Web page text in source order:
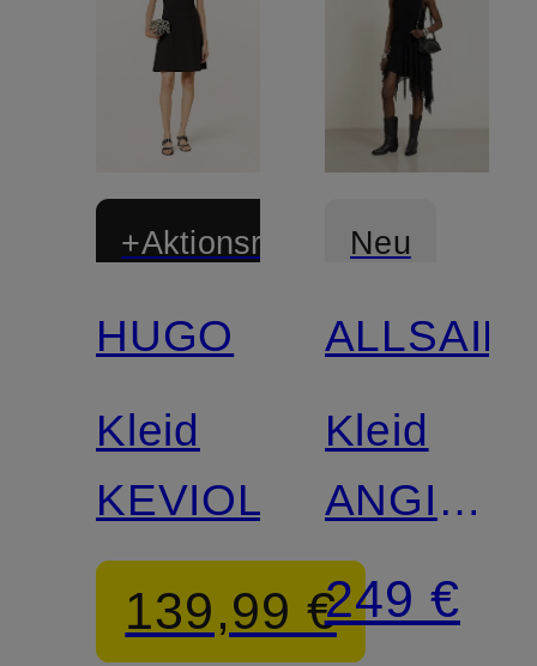
+Aktionsrabatt
HUGO
Kleid
KEVIOLA
139,99 €
Neu
Kleid
ANGIE
mit
Volants
249 €